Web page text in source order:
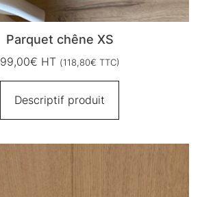
Parquet chêne XS
99,00€ HT (118,80€ TTC)
Descriptif produit